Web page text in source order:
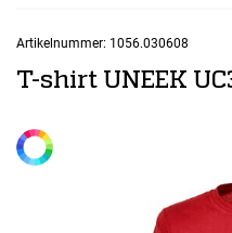
Uitzendbureau?
Artikelnummer: 1056.030608
T-shirt UNEEK